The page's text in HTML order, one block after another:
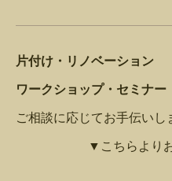
片付け・リノベーション
ワークショップ・セミナー
ご相談に応じてお手伝いし
▼こちらより